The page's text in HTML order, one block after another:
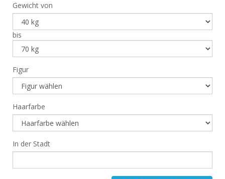
Gewicht von
bis
Figur
Haarfarbe
In der Stadt